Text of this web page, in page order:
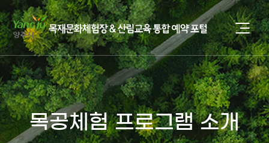
목공체험 프로그램 소개